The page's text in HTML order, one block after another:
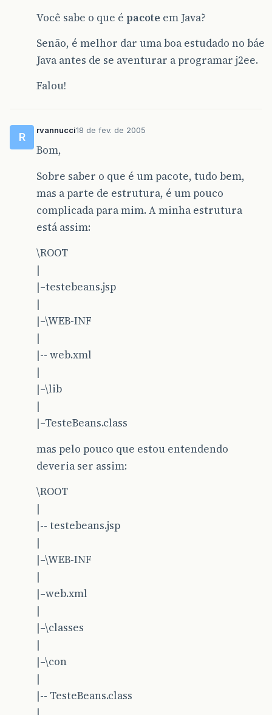
Você sabe o que é pacote em Java?
Senão, é melhor dar uma boa estudado no báe
Java antes de se aventurar a programar j2ee.
Falou!
R
rvannucci18 de fev. de 2005
Bom,
Sobre saber o que é um pacote, tudo bem,
mas a parte de estrutura, é um pouco
complicada para mim. A minha estrutura
está assim:
\ROOT
|
|–testebeans.jsp
|
|–\WEB-INF
|
|-- web.xml
|
|–\lib
|
|–TesteBeans.class
mas pelo pouco que estou entendendo
deveria ser assim:
\ROOT
|
|-- testebeans.jsp
|
|–\WEB-INF
|
|–web.xml
|
|–\classes
|
|–\con
|
|-- TesteBeans.class